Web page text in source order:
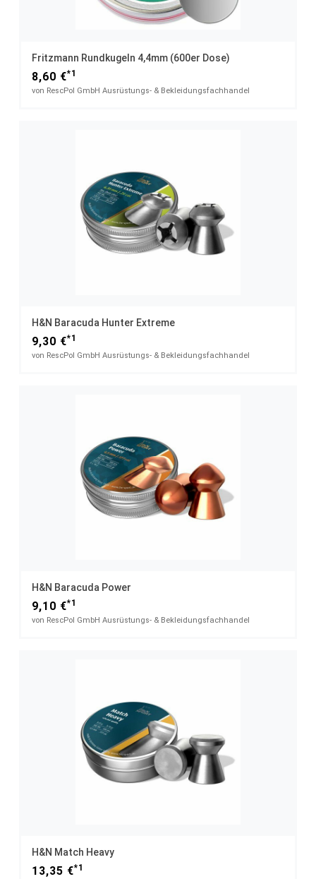
Fritzmann Rundkugeln 4,4mm (600er Dose)
8,60 €*1
von RescPol GmbH Ausrüstungs- & Bekleidungsfachhandel
H&N Baracuda Hunter Extreme
9,30 €*1
von RescPol GmbH Ausrüstungs- & Bekleidungsfachhandel
H&N Baracuda Power
9,10 €*1
von RescPol GmbH Ausrüstungs- & Bekleidungsfachhandel
H&N Match Heavy
13,35 €*1